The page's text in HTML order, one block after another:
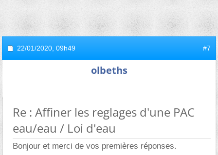
22/01/2020, 09h49 #7
olbeths
Re : Affiner les reglages d'une PAC
eau/eau / Loi d'eau
Bonjour et merci de vos premières réponses.